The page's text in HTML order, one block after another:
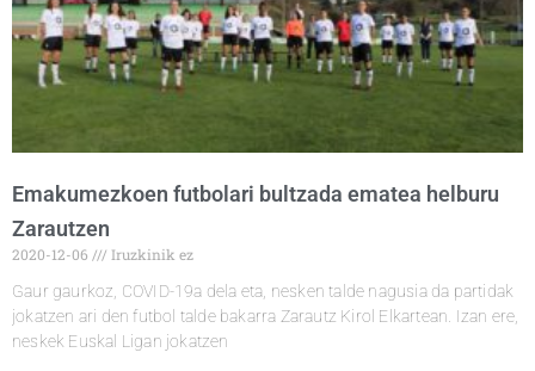
Emakumezkoen futbolari bultzada ematea helburu
Zarautzen
2020-12-06
Iruzkinik ez
Gaur gaurkoz, COVID-19a dela eta, nesken talde nagusia da partidak
jokatzen ari den futbol talde bakarra Zarautz Kirol Elkartean. Izan ere,
neskek Euskal Ligan jokatzen